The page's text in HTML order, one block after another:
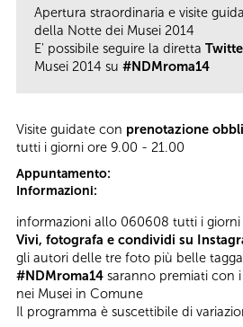
Apertura straordinaria e visite
della Notte dei Musei 2014
E' possibile seguire la diretta
Musei 2014 su #NDMroma14
Visite guidate con prenotazione
tutti i giorni ore 9.00 - 21.00
Appuntamento:
Informazioni:
informazioni allo 060608 tutti i
Vivi, fotografa e condividi su
gli autori delle tre foto più belle
#NDMroma14 saranno premiati con
nei Musei in Comune
Il programma è suscettibile di